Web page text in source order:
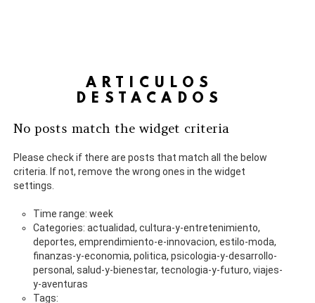
ARTÍCULOS
DESTACADOS
No posts match the widget criteria
Please check if there are posts that match all the below
criteria. If not, remove the wrong ones in the widget
settings.
Time range: week
Categories: actualidad, cultura-y-entretenimiento,
deportes, emprendimiento-e-innovacion, estilo-moda,
finanzas-y-economia, politica, psicologia-y-desarrollo-
personal, salud-y-bienestar, tecnologia-y-futuro, viajes-
y-aventuras
Tags: